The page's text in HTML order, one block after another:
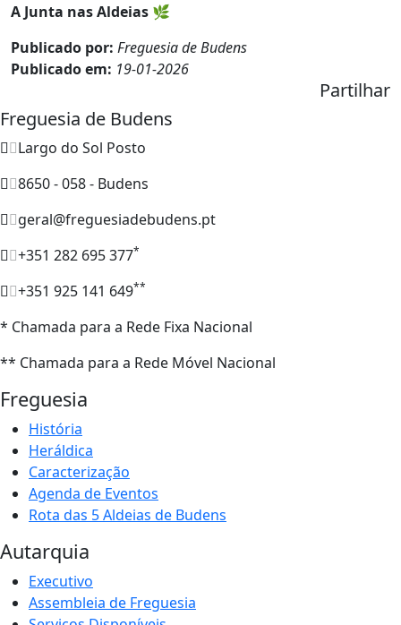
A Junta nas Aldeias 🌿
Publicado por: Freguesia de Budens
Publicado em: 19-01-2026
Partilhar
Freguesia de Budens
Largo do Sol Posto
8650 - 058 - Budens
geral@freguesiadebudens.pt
+351 282 695 377*
+351 925 141 649**
* Chamada para a Rede Fixa Nacional
** Chamada para a Rede Móvel Nacional
Freguesia
História
Heráldica
Caracterização
Agenda de Eventos
Rota das 5 Aldeias de Budens
Autarquia
Executivo
Assembleia de Freguesia